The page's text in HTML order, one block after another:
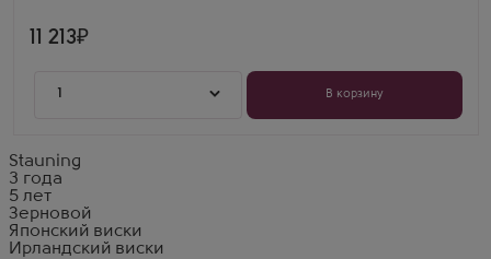
11 213
1 В корзину
Stauning
3 года
5 лет
Зерновой
Японский виски
Ирландский виски